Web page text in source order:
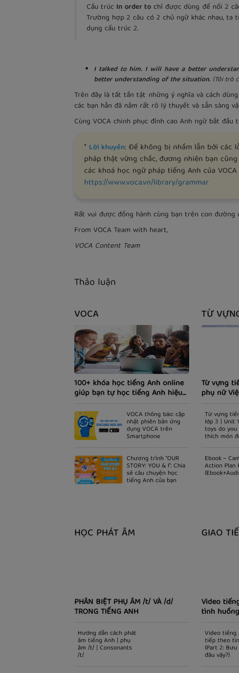
Cấu trúc In order tochỉ được dùng để nối 2
Trường hợp 2 câu có 2 chủ ngữ khác nhau,
dụng cấu trúc 2.
I talked to him. I will have a better
better understanding of the situation. (Tôi trò
Trên đây là tất tần tật những ý nghĩa và cách
các bạn hẳn đã nắm rất rõ lý thuyết và sẵn sàng
Cùng VOCA chinh phục đỉnh cao Anh ngữ bắt
* Lời khuyên: Để không bị nhầm lẫn bởi các
pháp thật vững chắc, đương nhiên bạn
các khoá học ngữ pháp tiếng Anh của
https://www.voca.vn/library/grammar
Rất vui được đồng hành cùng bạn trên con đường
From VOCA Team with heart,
VOCA Content Team
Thảo luận
VOCA
100+ khóa học tiếng Anh online
giúp bạn tự học tiếng Anh hiệu
VOCA thông báo: cập
nhật phiên bản ứng
dụng VOCA trên
Smartphone
Chương trình “OUR
STORY: YOU & I”: Chia
sẻ câu chuyện học
tiếng Anh của bạn
TỪ
Từ vựng
phụ nữ
Từ vựng
lớp 3 | Unit
toys do you
thích món
Ebook ~
Action Plan
HỌC PHÁT ÂM
PHÂN BIỆT PHỤ ÂM /t/ VÀ /d/
TRONG TIẾNG ANH
Hướng dẫn cách phát
âm tiếng Anh | phụ
âm /t/ | Consonants
/t/
GIAO
Video
tình
Video tiếng
tiếp theo
(Part 2:
đâu vậy?)